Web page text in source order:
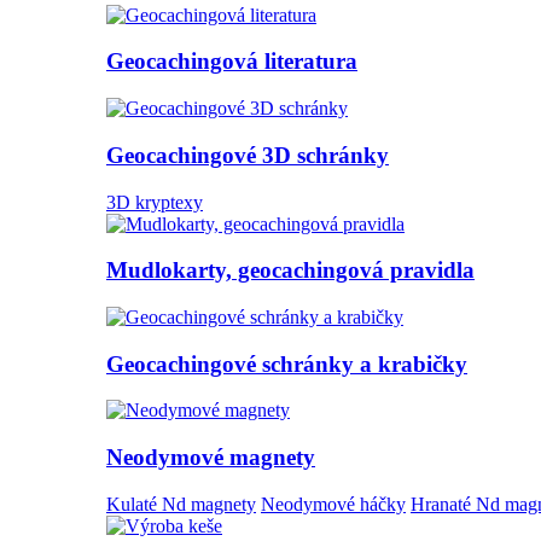
Geocachingová literatura
Geocachingové 3D schránky
3D kryptexy
Mudlokarty, geocachingová pravidla
Geocachingové schránky a krabičky
Neodymové magnety
Kulaté Nd magnety Neodymové háčky Hranaté Nd